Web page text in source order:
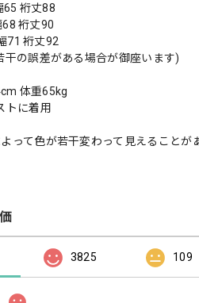
65 裄丈88
68 裄丈90
71 裄丈92
干の誤差がある場合が御座います)
体重65kg
トに着用
って色が若干変わって見えることが
3825 109